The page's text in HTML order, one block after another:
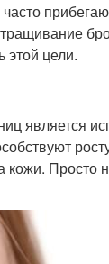
этой цели.
является
кожи. Просто